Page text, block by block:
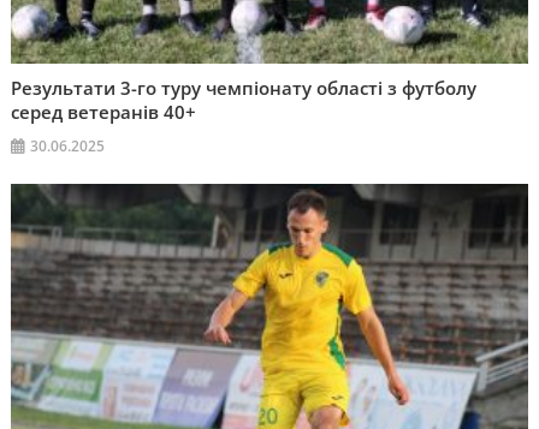
Результати 3-го туру чемпіонату області з футболу
серед ветеранів 40+
30.06.2025